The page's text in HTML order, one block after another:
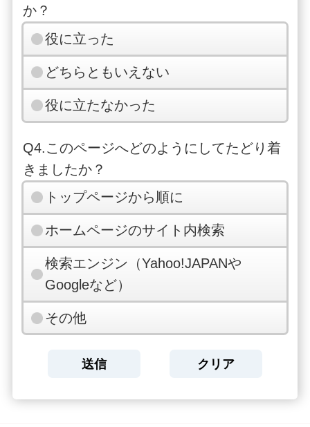
か？
役に立った
どちらともいえない
役に立たなかった
Q4.このページへどのようにしてたどり着
きましたか？
トップページから順に
ホームページのサイト内検索
検索エンジン（Yahoo!JAPANや
Googleなど）
その他